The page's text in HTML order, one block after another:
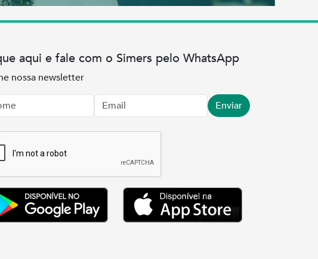
aqui e fale com o Simers pelo WhatsApp
nossa newsletter
Enviar